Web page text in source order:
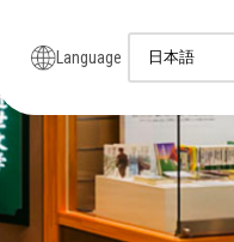
Language